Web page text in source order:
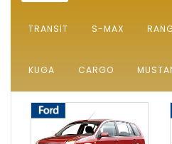
TRANSIT S-MAX
KUGA CARGO